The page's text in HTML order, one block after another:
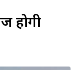
होगी